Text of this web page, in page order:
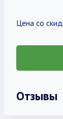
Цена со
Отзывы